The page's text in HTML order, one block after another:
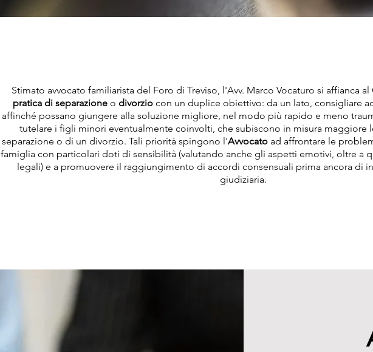
Stimato avvocato familiarista del Foro di Treviso, l'Avv. Marco Vocaturo si affianca
pratica di separazione o divorzio con un duplice obiettivo: da un lato, consigliare
affinché possano giungere alla soluzione migliore, nel modo più rapido e meno
tutelare i figli minori eventualmente coinvolti, che subiscono in misura maggiore
separazione o di un divorzio. Tali priorità spingono l'Avvocato ad affrontare le
famiglia con particolari doti di sensibilità (valutando anche gli aspetti emotivi, oltre a
legali) e a promuovere il raggiungimento di accordi consensuali prima ancora di
giudiziaria.